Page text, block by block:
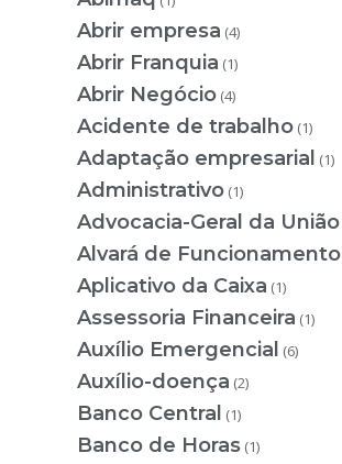
Abrir empresa (4)
Abrir Franquia (1)
Abrir Negócio (4)
Acidente de trabalho (1)
Adaptação empresarial (1)
Administrativo (1)
Advocacia-Geral da União
Alvará de Funcionamento
Aplicativo da Caixa (1)
Assessoria Financeira (1)
Auxílio Emergencial (6)
Auxílio-doença (2)
Banco Central (1)
Banco de Horas (1)